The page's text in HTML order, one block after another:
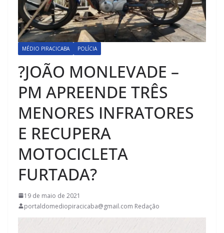
MÉDIO PIRACICABA POLÍCIA
?JOÃO MONLEVADE –
PM APREENDE TRÊS
MENORES INFRATORES
E RECUPERA
MOTOCICLETA
FURTADA?
19 de maio de 2021
portaldomediopiracicaba@gmail.com Redação